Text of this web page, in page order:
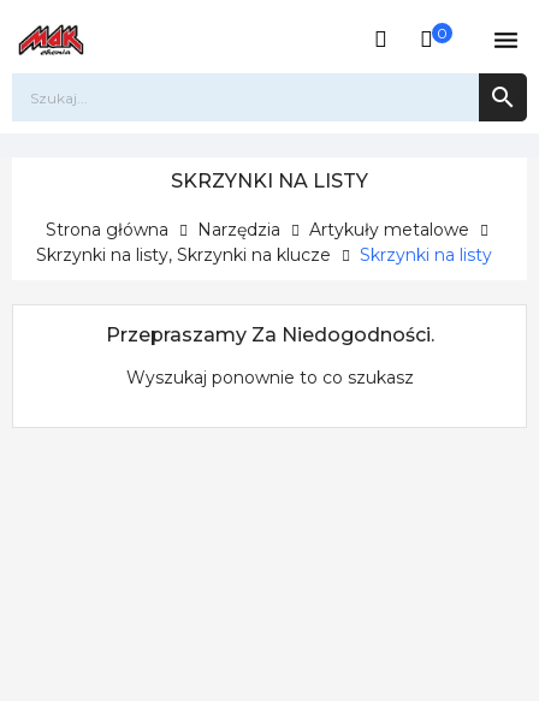
0 

SKRZYNKI NA LISTY
Strona główna Narzędzia
Artykuły metalowe
Skrzynki na listy, Skrzynki na klucze
Skrzynki na listy
Przepraszamy Za Niedogodności.
Wyszukaj ponownie to co szukasz